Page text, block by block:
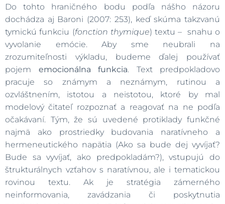
Do tohto hraničného bodu podľa nášho názoru
dochádza aj Baroni (2007: 253), keď skúma takzvanú
tymickú funkciu (fonction thymique) textu – snahu o
vyvolanie emócie. Aby sme neubrali na
zrozumiteľnosti výkladu, budeme ďalej používať
pojem emocionálna funkcia. Text predpokladovo
pracuje so známym a neznámym, rutinou a
ozvláštnením, istotou a neistotou, ktoré by mal
modelový čitateľ rozpoznať a reagovať na ne podľa
očakávaní. Tým, že sú uvedené protiklady funkčné
najmä ako prostriedky budovania naratívneho a
hermeneutického napätia (Ako sa bude dej vyvíjať?
Bude sa vyvíjať, ako predpokladám?), vstupujú do
štrukturálnych vzťahov s naratívnou, ale i tematickou
rovinou textu. Ak je stratégia zámerného
neinformovania, zavádzania či poskytnutia